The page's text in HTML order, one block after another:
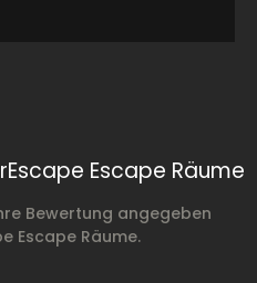
Escape Räume
Bewertung angegeben
Escape Räume.